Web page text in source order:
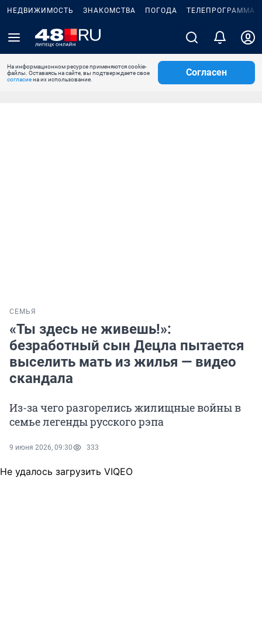
НЕДВИЖИМОСТЬ ЗНАКОМСТВА ПОГОДА ТЕЛЕПРОГРАММА
На информационном ресурсе применяются cookie-
файлы. Оставаясь на сайте, вы подтверждаете свое
согласиена их использование.
Согласен
СЕМЬЯ
«Ты здесь не живешь!»:
безработный сын Децла пытается
выселить мать из жилья — видео
скандала
Из-за чего разгорелись жилищные войны в
семье легенды русского рэпа
9 июня 2026, 09:30 333
Не удалось загрузить VIQEO